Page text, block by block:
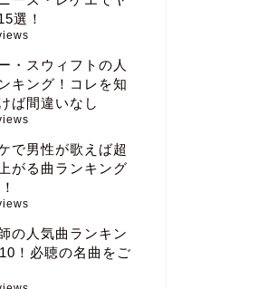
選！
・スウィフトの人
キング！コレを知
ば間違いなし
で男性が歌えば超
がる曲ランキング
の人気曲ランキン
！必聴の名曲をご